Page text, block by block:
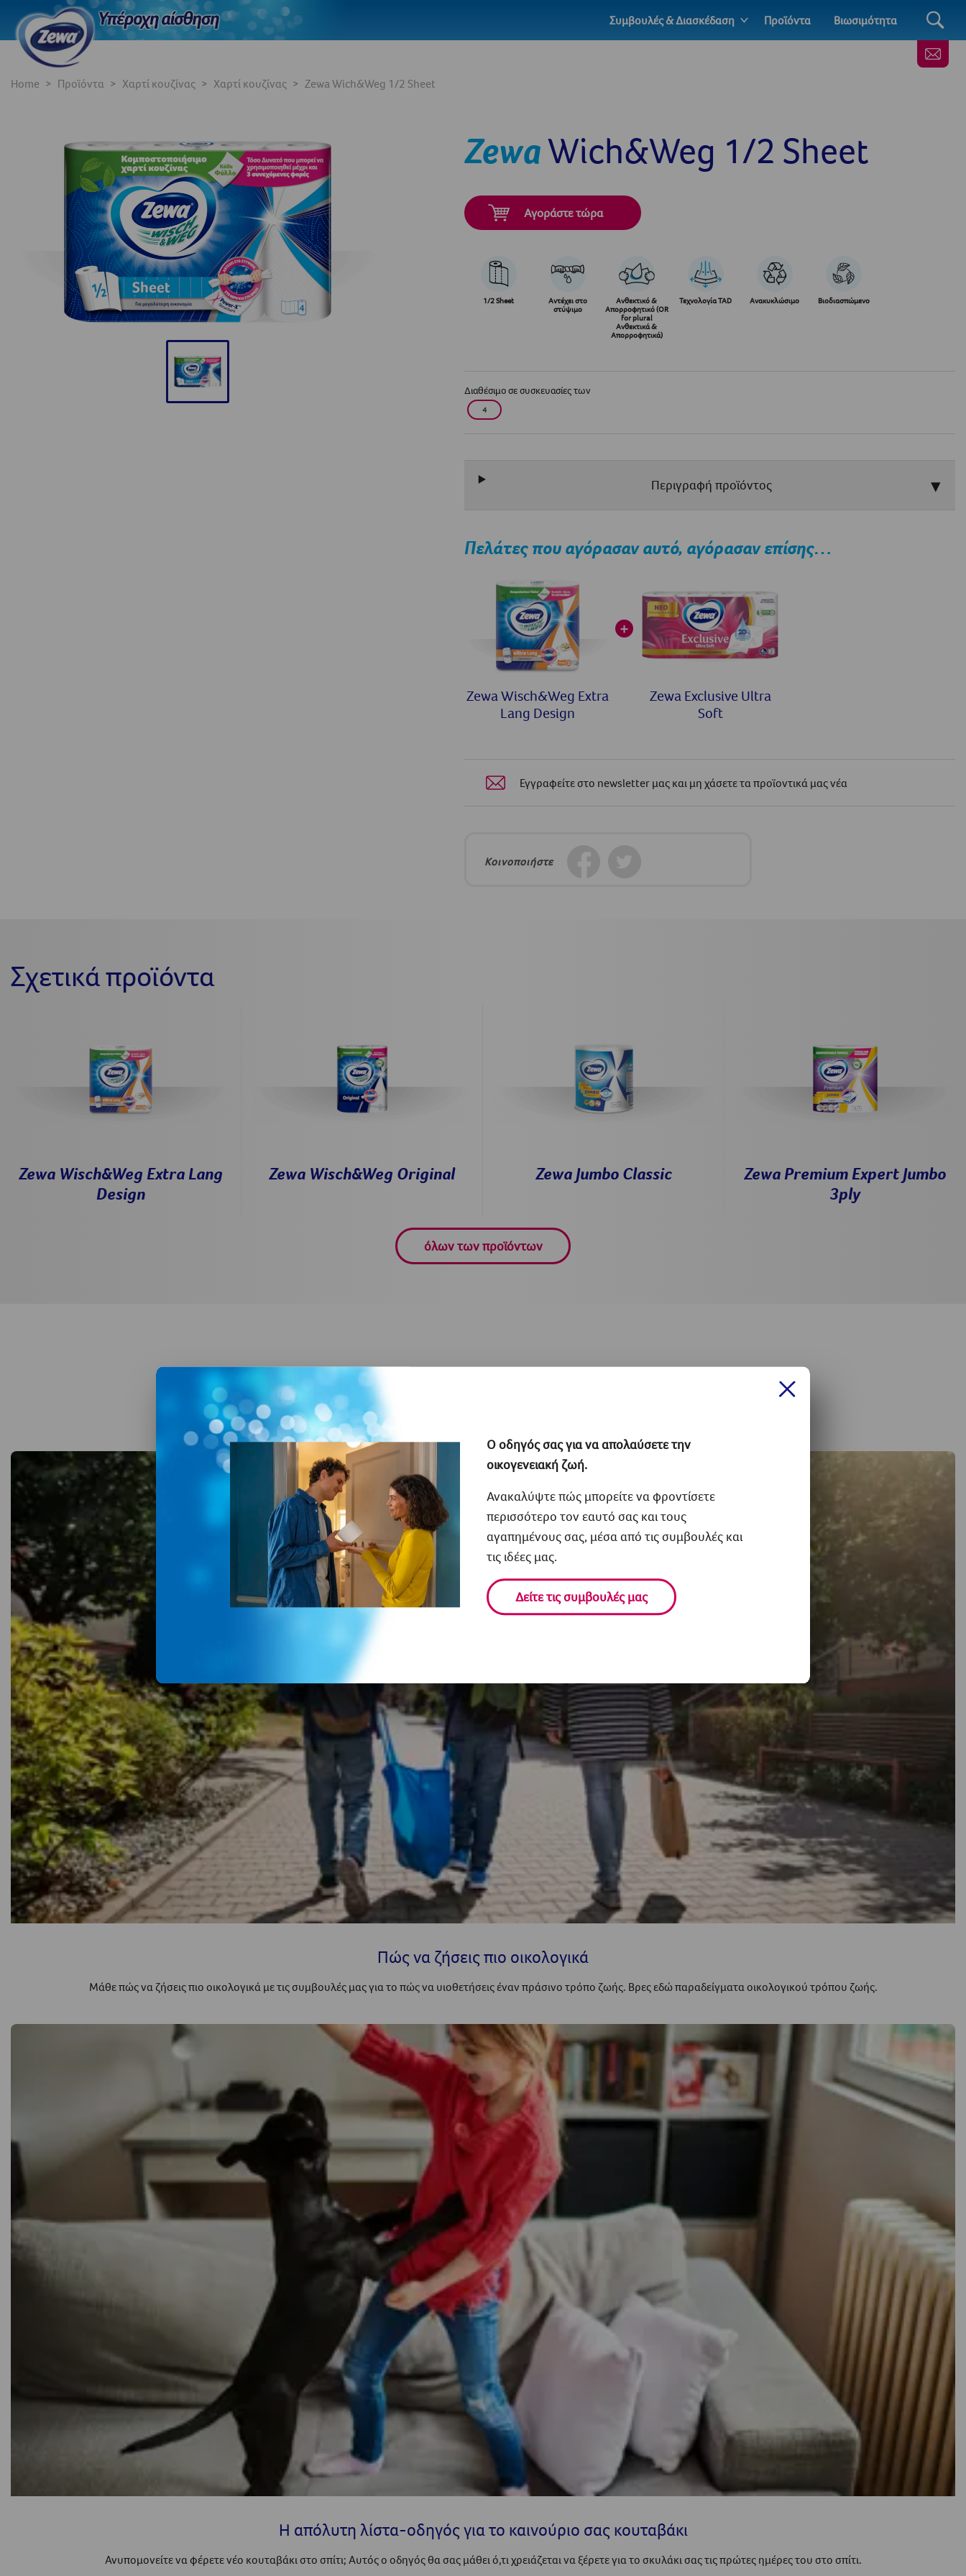
Συμβουλές & Διασκέδαση Προϊόντα Βιωσιμότητα
Home Προϊόντα Χαρτί κουζίνας Χαρτί κουζίνας Zewa Wich&Weg 1/2 Sheet
ZewaWich&Weg 1/2 Sheet
Αγοράστε τώρα
1/2 Sheet
Αντέχει στο
στύψιμο
Ανθεκτικό &
Απορροφητικό (OR
for plural
Ανθεκτικά &
Απορροφητικά)
Τεχνολογία TAD Ανακυκλώσιμο Βιοδιασπώμενο
Διαθέσιμο σε συσκευασίες των
4
Περιγραφή προϊόντος
Πελάτες που αγόρασαν αυτό, αγόρασαν επίσης…
Zewa Wisch&Weg Extra
Lang Design
Zewa Exclusive Ultra
Soft
Εγγραφείτε στο newsletter μας και μη χάσετε τα προϊοντικά μας νέα
Κοινοποιήστε
Σχετικά προϊόντα
Zewa Wisch&Weg Extra Lang
Design
Zewa Wisch&Weg Original Zewa Jumbo Classic
Zewa Premium Expert Jumbo
3ply
όλων των προϊόντων
Πώς να ζήσεις πιο οικολογικά
Μάθε πώς να ζήσεις πιο οικολογικά με τις συμβουλές μας για το πώς να υιοθετήσεις έναν πράσινο τρόπο ζωής. Βρες εδώ παραδείγματα οικολογικού τρόπου ζωής.
Η απόλυτη λίστα-οδηγός για το καινούριο σας κουταβάκι
Ανυπομονείτε να φέρετε νέο κουταβάκι στο σπίτι; Αυτός ο οδηγός θα σας μάθει ό,τι χρειάζεται να ξέρετε για το σκυλάκι σας τις πρώτες ημέρες του στο σπίτι.
Ο οδηγός σας για να απολαύσετε την
οικογενειακή ζωή.
Ανακαλύψτε πώς μπορείτε να φροντίσετε
περισσότερο τον εαυτό σας και τους
αγαπημένους σας, μέσα από τις συμβουλές και
τις ιδέες μας.
Δείτε τις συμβουλές μας